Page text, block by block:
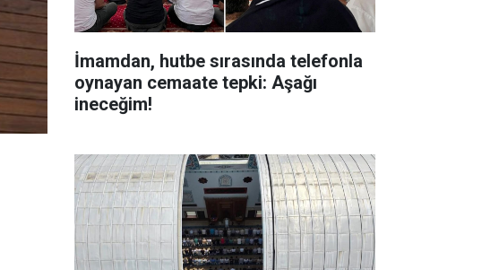
İmamdan, hutbe sırasında telefonla
oynayan cemaate tepki: Aşağı
ineceğim!